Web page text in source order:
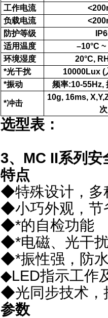
工作电流
负载电流
防护等级
适用温度
–10°C ~
环境湿度
20°C,
*光干扰
10000Lux (
*振动
频率:10-55Hz,
*冲击
10g, 16ms,
次
选型表：
3、MC II系列安
特点
◆特殊设计，多
◆小巧外观，节
◆*的自检功能
◆*电磁、光干
◆*振性强，防
◆LED指示工作
◆光同步技术，
参数